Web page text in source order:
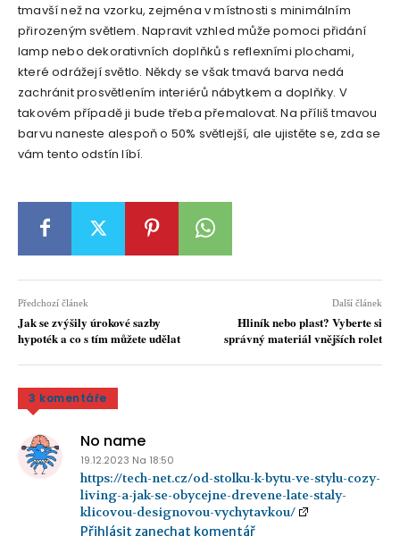
tmavší než na vzorku, zejména v místnosti s minimálním
přirozeným světlem. Napravit vzhled může pomoci přidání
lamp nebo dekorativních doplňků s reflexními plochami,
které odrážejí světlo. Někdy se však tmavá barva nedá
zachránit prosvětlením interiérů nábytkem a doplňky. V
takovém případě ji bude třeba přemalovat. Na příliš tmavou
barvu naneste alespoň o 50% světlejší, ale ujistěte se, zda se
vám tento odstín líbí.
Předchozí článek
Jak se zvýšily úrokové sazby
hypoték a co s tím můžete udělat
Další článek
Hliník nebo plast? Vyberte si
správný materiál vnějších rolet
3 komentáře
No name
19.12.2023 Na 18:50
https://tech-net.cz/od-stolku-k-bytu-ve-stylu-cozy-
living-a-jak-se-obycejne-drevene-late-staly-
klicovou-designovou-vychytavkou/
Přihlásit zanechat komentář